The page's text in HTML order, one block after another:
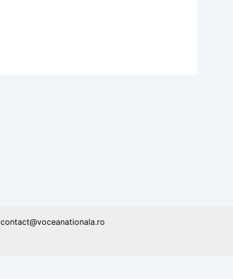
contact@voceanationala.ro